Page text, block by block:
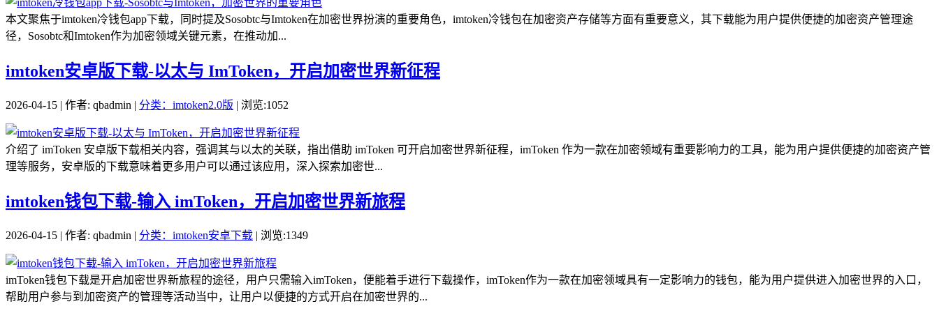
本文聚焦于imtoken冷钱包app下载，同时提及Sosobtc与Imtoken在加密世界扮演的重要角色，imtoken冷钱包在加密资产存储等方面有重要意义，其下载能为用户提供便捷的加密资产管理途
径，Sosobtc和Imtoken作为加密领域关键元素，在推动加...
imtoken安卓版下载-以太与 ImToken，开启加密世界新征程
2026-04-15 | 作者: qbadmin | 分类：imtoken2.0版 | 浏览:1052
介绍了 imToken 安卓版下载相关内容，强调其与以太的关联，指出借助 imToken 可开启加密世界新征程，imToken 作为一款在加密领域有重要影响力的工具，能为用户提供便捷的加密资产管
理等服务，安卓版的下载意味着更多用户可以通过该应用，深入探索加密世...
imtoken钱包下载-输入 imToken，开启加密世界新旅程
2026-04-15 | 作者: qbadmin | 分类：imtoken安卓下载 | 浏览:1349
imToken钱包下载是开启加密世界新旅程的途径，用户只需输入imToken，便能着手进行下载操作，imToken作为一款在加密领域具有一定影响力的钱包，能为用户提供进入加密世界的入口，
帮助用户参与到加密资产的管理等活动当中，让用户以便捷的方式开启在加密世界的...